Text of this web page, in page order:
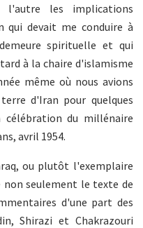
les implications
qui devait me conduire à
spirituelle et qui
à la chaire d'islamisme
même où nous avions
d'Iran pour quelques
célébration du millénaire
avril 1954.
ou plutôt l'exemplaire
seulement le texte de
d'une part des
Shirazi et Chakrazouri